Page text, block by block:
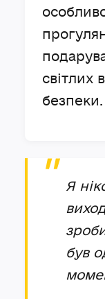
світлих
безпеки.
Я
був